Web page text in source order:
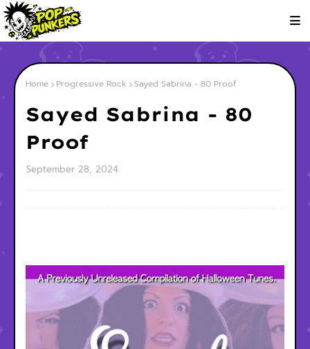
Home Progressive Rock Sayed Sabrina - 80 Proof
Sayed Sabrina - 80
Proof
September 28, 2024